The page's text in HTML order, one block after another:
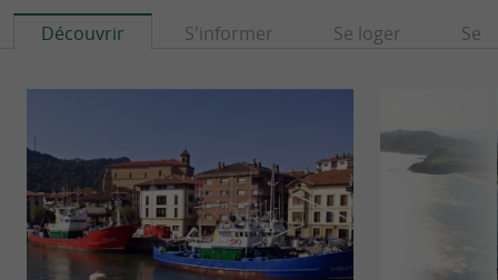
Découvrir S'informer Se loger Se